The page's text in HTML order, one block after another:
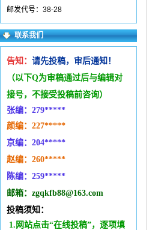
邮发代号：38-28
联系我们
告知： 请先投稿，审后通知！
（以下Q为审稿通过后与编辑对
接号，不接受投稿前咨询）
张编：279*****
颜编：227*****
京编：204*****
赵编：260*****
陈编：259*****
邮箱：zgqkfb88@163.com
投稿须知：
1.网站点击“在线投稿”，逐项填